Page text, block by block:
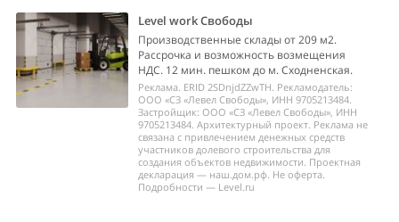
Level work Свободы
Производственные склады от 209 м2.
Рассрочка и возможность возмещения
НДС. 12 мин. пешком до м. Сходненская.
Реклама. ERID 2SDnjdZZwTH. Рекламодатель:
ООО «СЗ «Левел Свободы», ИНН 9705213484.
Застройщик: ООО «СЗ «Левел Свободы», ИНН
9705213484. Архитектурный проект. Реклама не
связана с привлечением денежных средств
участников долевого строительства для
создания объектов недвижимости. Проектная
декларация — наш.дом.рф. Не оферта.
Подробности — Level.ru